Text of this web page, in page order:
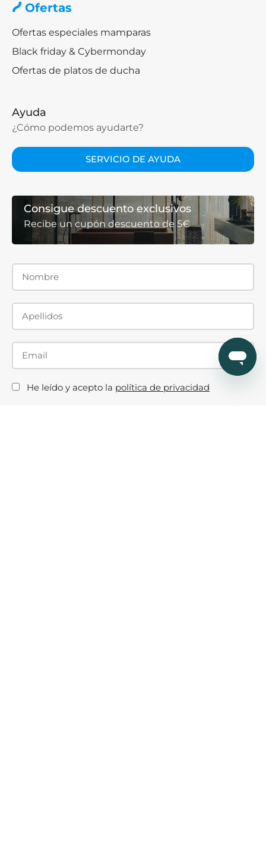
Ofertas
Ofertas especiales mamparas
Black friday & Cybermonday
Ofertas de platos de ducha
Ayuda
¿Cómo podemos ayudarte?
SERVICIO DE AYUDA
Consigue descuento exclusivos
Recibe un cupón descuento de 5€
He leído y acepto la política de privacidad